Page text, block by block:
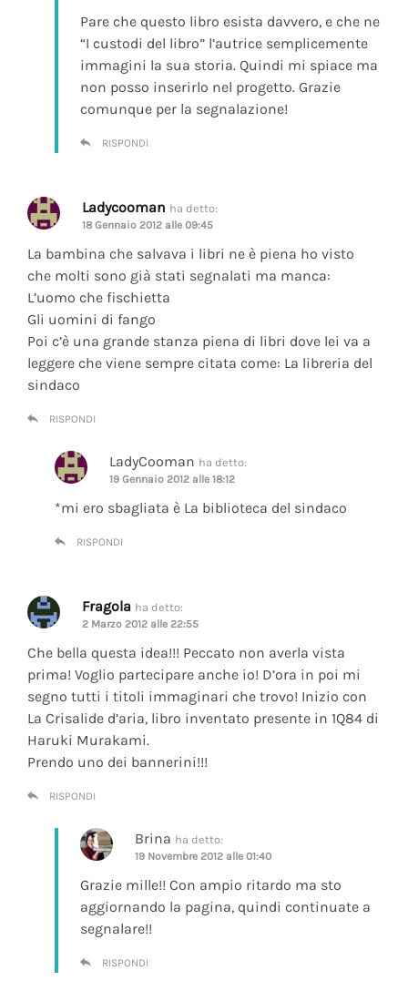
Pare che questo libro esista davvero, e che ne
“I custodi del libro” l’autrice semplicemente
immagini la sua storia. Quindi mi spiace ma
non posso inserirlo nel progetto. Grazie
comunque per la segnalazione!
RISPONDI
Ladycooman ha detto:
18 Gennaio 2012 alle 09:45
La bambina che salvava i libri ne è piena ho visto
che molti sono già stati segnalati ma manca:
L’uomo che fischietta
Gli uomini di fango
Poi c’è una grande stanza piena di libri dove lei va a
leggere che viene sempre citata come: La libreria del
sindaco
RISPONDI
LadyCooman ha detto:
19 Gennaio 2012 alle 18:12
*mi ero sbagliata è La biblioteca del sindaco
RISPONDI
Fragola ha detto:
2 Marzo 2012 alle 22:55
Che bella questa idea!!! Peccato non averla vista
prima! Voglio partecipare anche io! D’ora in poi mi
segno tutti i titoli immaginari che trovo! Inizio con
La Crisalide d’aria, libro inventato presente in 1Q84 di
Haruki Murakami.
Prendo uno dei bannerini!!!
RISPONDI
Brina ha detto:
19 Novembre 2012 alle 01:40
Grazie mille!! Con ampio ritardo ma sto
aggiornando la pagina, quindi continuate a
segnalare!!
RISPONDI